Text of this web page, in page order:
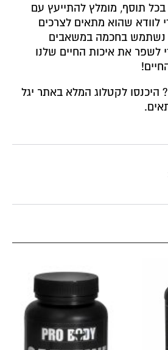
תוסף, מומלץ להתייעץ עם
לוודא שהוא מתאים לצרכים
נשתמש בחכמה במשאבים
לשפר את איכות החיים שלנו
היכנסו לקטלוג המלא באתר יגל